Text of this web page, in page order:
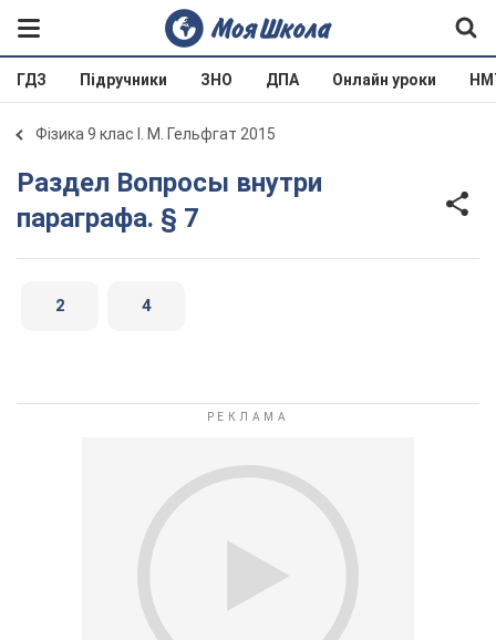
ГДЗ Підручники ЗНО ДПА Онлайн уроки
Фізика 9 клас І. М. Гельфгат 2015
Раздел Вопросы внутри
параграфа. § 7
2 4